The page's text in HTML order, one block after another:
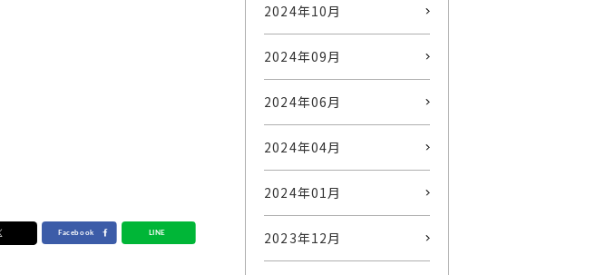
2024年10月
2024年09月
2024年06月
2024年04月
2024年01月
2023年12月